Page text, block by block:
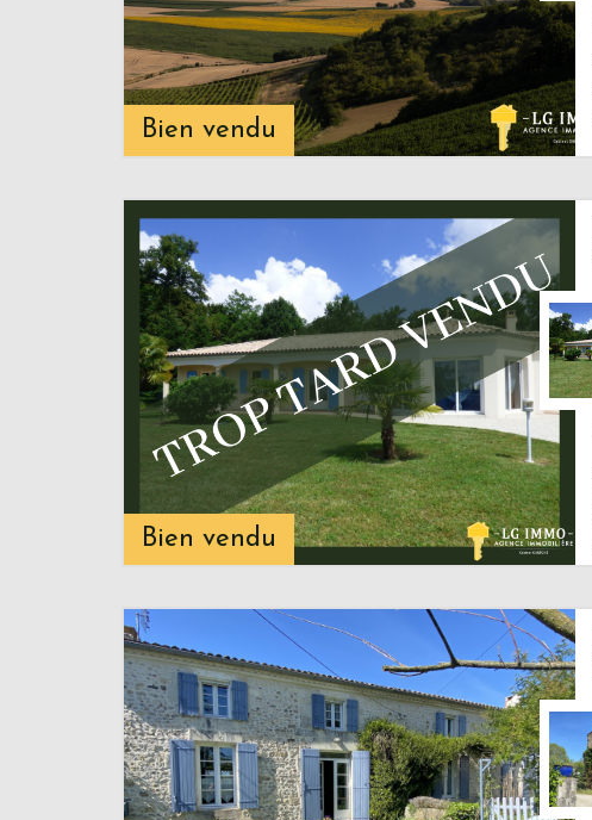
Bien vendu
Bien vendu